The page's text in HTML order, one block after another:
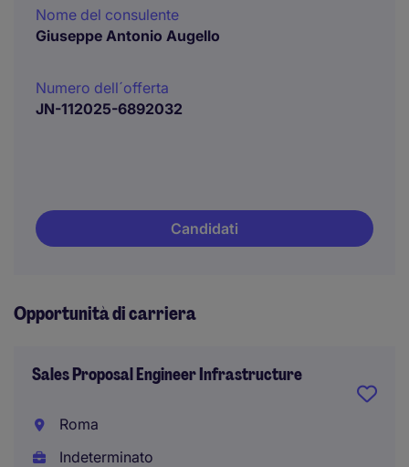
Nome del consulente
Giuseppe Antonio Augello
Numero dell´offerta
JN-112025-6892032
Candidati
Opportunità di carriera
Sales Proposal Engineer Infrastructure
Roma
Indeterminato